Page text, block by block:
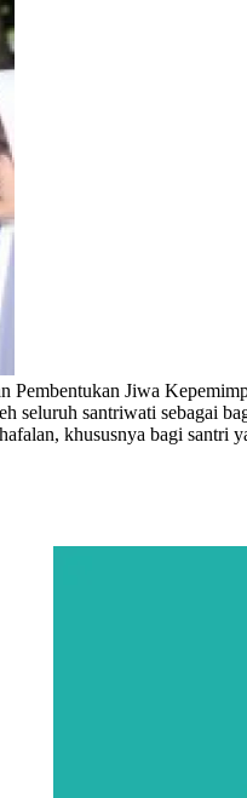
Pembentukan Jiwa
santriwati sebagai
khususnya bagi santri